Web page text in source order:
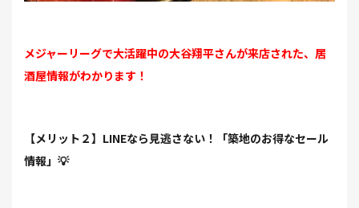
メジャーリーグで大活躍中の大谷翔平さんが来店された、居
酒屋情報がわかります！
【メリット２】LINEなら見逃さない！「築地のお得なセール
情報」💡